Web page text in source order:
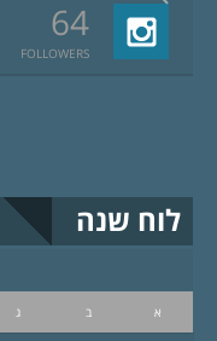
64
FOLLOWERS
לוח שנה
א ב ג